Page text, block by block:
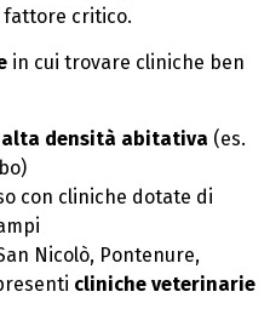
fattore critico.
in cui trovare cliniche ben
alta densità abitativa (es.
con cliniche dotate di
Nicolò, Pontenure,
cliniche veterinarie